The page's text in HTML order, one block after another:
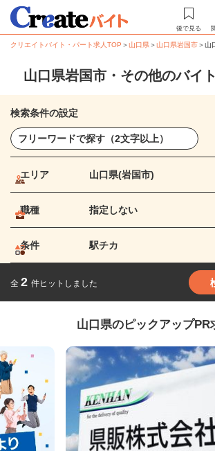
後で見る
クリエイトバイト・パート求人TOP ＞山口県＞山口県岩国市＞山
山口県岩国市・その他のバイ
検索条件の設定
エリア 山口県(岩国市)
職種 指定しない
条件 駅チカ
全 2 件ヒットしました
山口県のピックアップPR